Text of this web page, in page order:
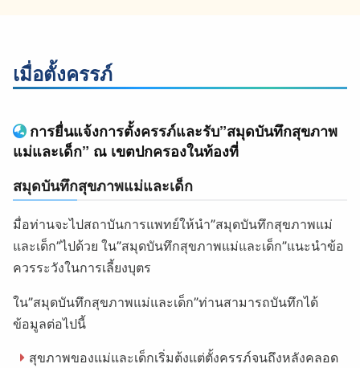
เมื่อตั้งครรภ์
การยื่นแจ้งการตั้งครรภ์และรับ”สมุดบันทึกสุขภาพ
แม่และเด็ก” ณ เขตปกครองในท้องที่
สมุดบันทึกสุขภาพแม่และเด็ก
มื่อท่านจะไปสถาบันการแพทย์ให้นำ”สมุดบันทึกสุขภาพแม่
และเด็ก”ไปด้วย ใน”สมุดบันทึกสุขภาพแม่และเด็ก”แนะนำข้อ
ควรระวังในการเลี้ยงบุตร
ใน”สมุดบันทึกสุขภาพแม่และเด็ก”ท่านสามารถบันทึกได้
ข้อมูลต่อไปนี้
สุขภาพของแม่และเด็กเริ่มต้งแต่ตั้งครรภ์จนถึงหลังคลอด